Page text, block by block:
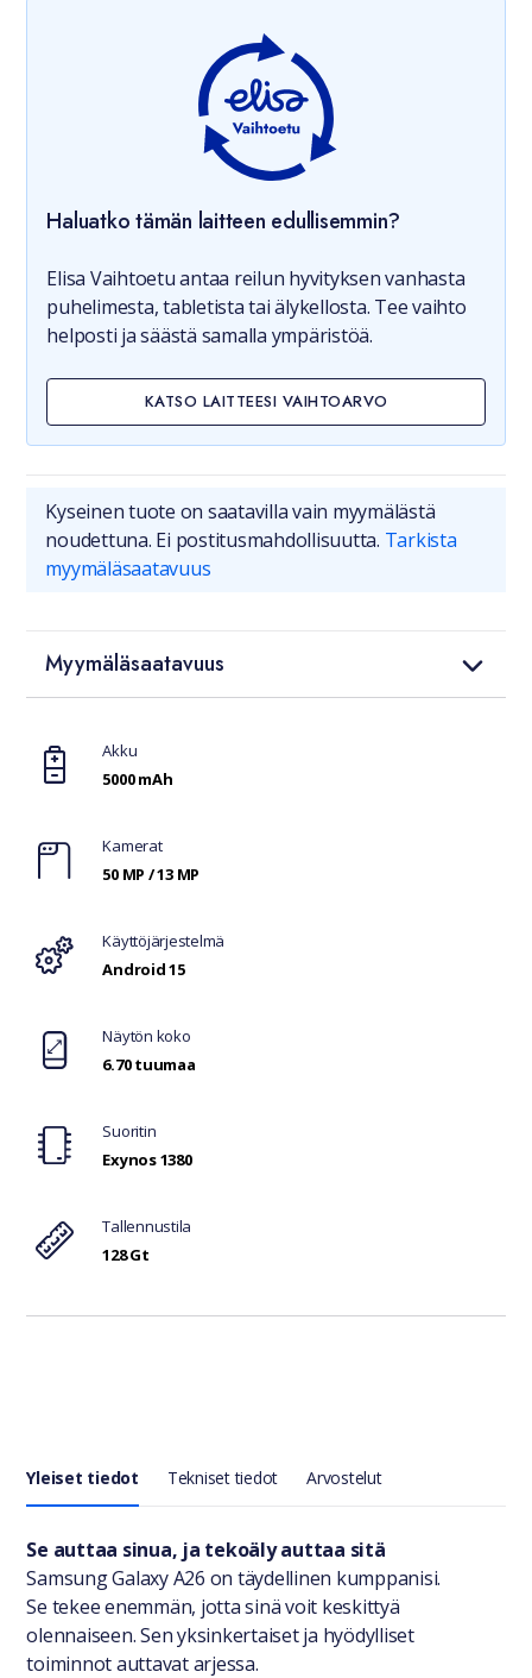
Haluatko tämän laitteen edullisemmin?
Elisa Vaihtoetu antaa reilun hyvityksen vanhasta
puhelimesta, tabletista tai älykellosta. Tee vaihto
helposti ja säästä samalla ympäristöä.
KATSO LAITTEESI VAIHTOARVO
Kyseinen tuote on saatavilla vain myymälästä
noudettuna. Ei postitusmahdollisuutta. Tarkista
myymäläsaatavuus
Myymäläsaatavuus
Ominaisuudet
Akku
5000 mAh
Kamerat
50 MP / 13 MP
Käyttöjärjestelmä
Android 15
Näytön koko
6.70 tuumaa
Suoritin
Exynos 1380
Tallennustila
128 Gt
Yleiset tiedot Tekniset tiedot Arvostelut
Yleiset tiedot
Se auttaa sinua, ja tekoäly auttaa sitä
Samsung Galaxy A26 on täydellinen kumppanisi.
Se tekee enemmän, jotta sinä voit keskittyä
olennaiseen. Sen yksinkertaiset ja hyödylliset
toiminnot auttavat arjessa.